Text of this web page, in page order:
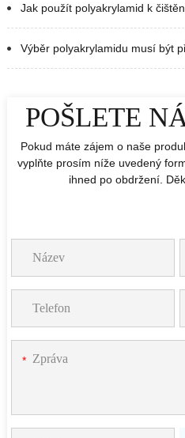
Jak použít polyakrylamid k čištění odpadních vod z skládek
Výběr polyakrylamidu musí být přizpůsoben vašim specifickým
POŠLETE
Pokud máte zájem o naše
vyplňte prosím níže uvedený
ihned po obdržení.
*